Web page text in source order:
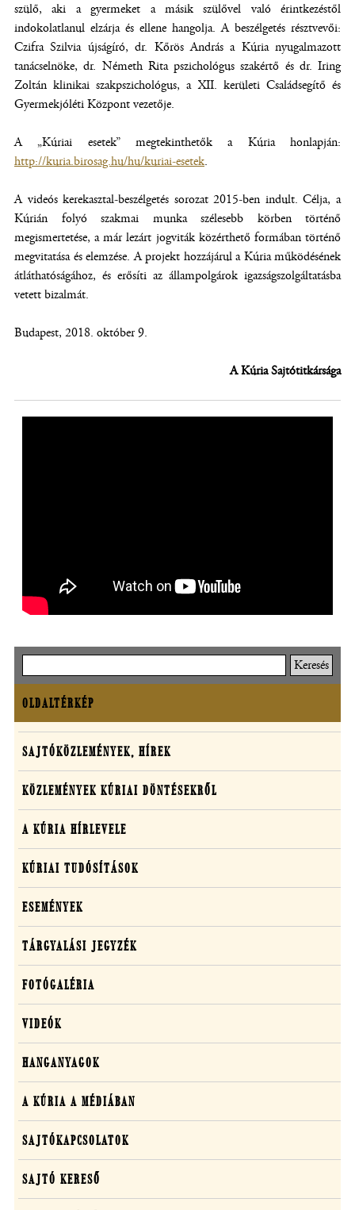
szülő, aki a gyermeket a másik szülővel való érintkezéstől
indokolatlanul elzárja és ellene hangolja. A beszélgetés résztvevői:
Czifra Szilvia újságíró, dr. Kőrös András a Kúria nyugalmazott
tanácselnöke, dr. Németh Rita pszichológus szakértő és dr. Iring
Zoltán klinikai szakpszichológus, a XII. kerületi Családsegítő és
Gyermekjóléti Központ vezetője.
A „Kúriai esetek” megtekinthetők a Kúria honlapján:
http://kuria.birosag.hu/hu/kuriai-esetek(új
nyílik
meg)
.
A videós kerekasztal-beszélgetés sorozat 2015-ben indult. Célja, a
Kúrián folyó szakmai munka szélesebb körben történő
megismertetése, a már lezárt jogviták közérthető formában történő
megvitatása és elemzése. A projekt hozzájárul a Kúria működésének
átláthatóságához, és erősíti az állampolgárok igazságszolgáltatásba
vetett bizalmát.
Budapest, 2018. október 9.
A Kúria Sajtótitkársága
Oldaltérkép
OLDALTÉRKÉP
Sajtó,
közlemények,
média
SAJTÓKÖZLEMÉNYEK, HÍREK
KÖZLEMÉNYEK KÚRIAI DÖNTÉSEKRŐL
A KÚRIA HÍRLEVELE
KÚRIAI TUDÓSÍTÁSOK
ESEMÉNYEK
TÁRGYALÁSI JEGYZÉK
FOTÓGALÉRIA
VIDEÓK
HANGANYAGOK
A KÚRIA A MÉDIÁBAN
SAJTÓKAPCSOLATOK
SAJTÓ KERESŐ